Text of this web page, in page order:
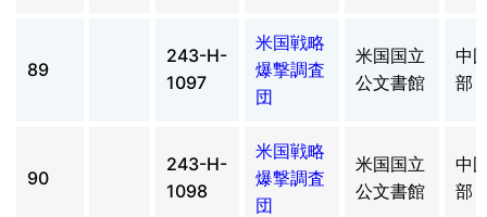
89
243-H-
1097
米国戦略
爆撃調査
団
米国国立
公文書館
中
部
90
243-H-
1098
米国戦略
爆撃調査
団
米国国立
公文書館
中
部